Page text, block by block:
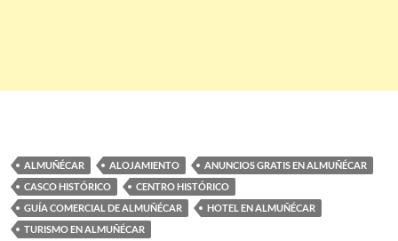
ALMUÑÉCAR ALOJAMIENTO
ANUNCIOS GRATIS EN ALMUÑÉCAR
CASCO HISTÓRICO
CENTRO HISTÓRICO
GUÍA COMERCIAL DE ALMUÑÉCAR
HOTEL EN ALMUÑÉCAR
TURISMO EN ALMUÑÉCAR